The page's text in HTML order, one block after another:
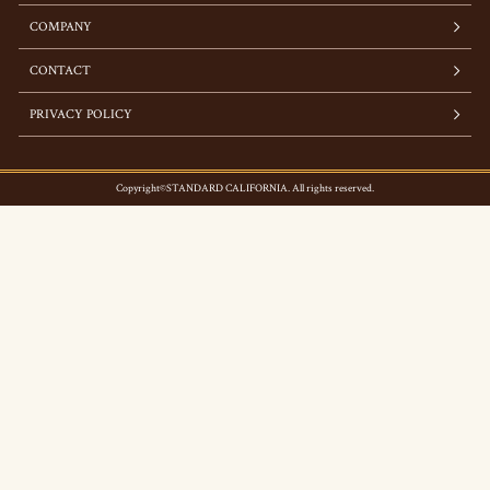
COMPANY
CONTACT
PRIVACY POLICY
Copyright©STANDARD CALIFORNIA. All rights reserved.